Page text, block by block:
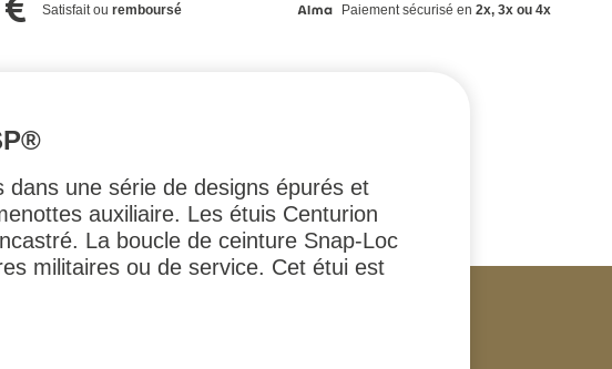
Satisfait ouremboursé Paiement sécurisé en 2x, 3x ou 4x
une série de designs épurés et
auxiliaire. Les étuis Centurion
La boucle de ceinture Snap-Loc
militaires ou de service. Cet étui est